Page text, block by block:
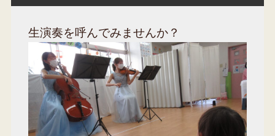
生演奏を呼んでみませんか？